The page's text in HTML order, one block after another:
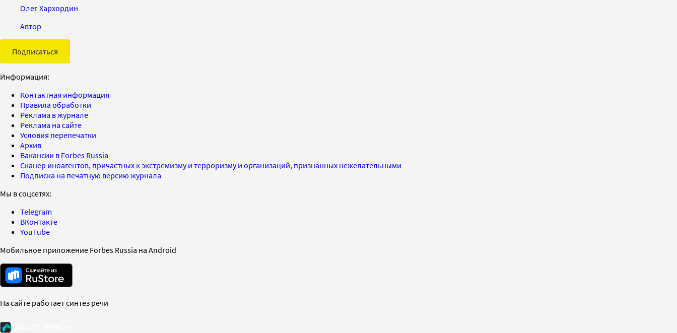
Олег Хархордин
Автор
Подписаться
Информация:
Контактная информация
Правила обработки
Реклама в журнале
Реклама на сайте
Условия перепечатки
Архив
Вакансии в Forbes Russia
Сканер иноагентов, причастных к экстремизму и терроризму и организаций, признанных нежелательными
Подписка на печатную версию журнала
Мы в соцсетях:
Telegram
ВКонтакте
YouTube
Мобильное приложение Forbes Russia на Android
На сайте работает синтез речи